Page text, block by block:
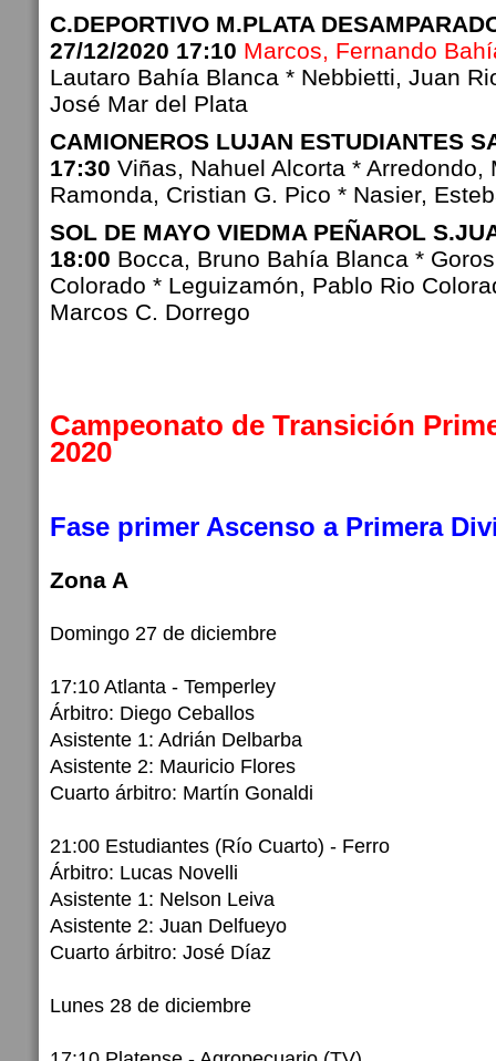
C.DEPORTIVO M.PLATA
27/12/2020 17:10 Marcos, Fernando
Lautaro Bahía Blanca * Nebbietti, Juan
José Mar del Plata
CAMIONEROS LUJAN ESTUDIANTES
17:30 Viñas, Nahuel Alcorta * Arredondo,
Ramonda, Cristian G. Pico * Nasier,
SOL DE MAYO VIEDMA PEÑAROL
18:00 Bocca, Bruno Bahía Blanca *
Colorado * Leguizamón, Pablo Rio
Marcos C. Dorrego
Campeonato de Transición
2020
Fase primer Ascenso a Primera
Zona A
Domingo 27 de diciembre
17:10 Atlanta - Temperley
Árbitro: Diego Ceballos
Asistente 1: Adrián Delbarba
Asistente 2: Mauricio Flores
Cuarto árbitro: Martín Gonaldi
21:00 Estudiantes (Río Cuarto) - Ferro
Árbitro: Lucas Novelli
Asistente 1: Nelson Leiva
Asistente 2: Juan Delfueyo
Cuarto árbitro: José Díaz
Lunes 28 de diciembre